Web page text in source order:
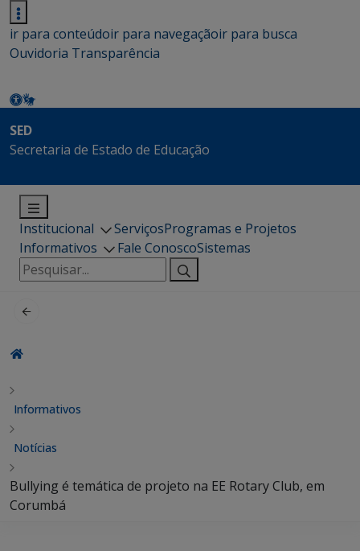
ir para conteúdoir para navegaçãoir para busca
Ouvidoria Transparência
SED
Secretaria de Estado de Educação
Institucional ServiçosProgramas e Projetos
Informativos
Fale ConoscoSistemas
Pesquisar
por:
Informativos
Notícias
Bullying é temática de projeto na EE Rotary Club, em
Corumbá